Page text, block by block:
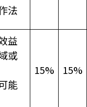
法
益
或
能
15% 15%